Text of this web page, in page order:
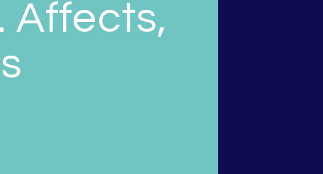
Affects,